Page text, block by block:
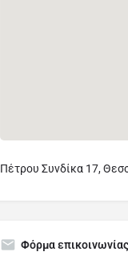
Πέτρου Συνδίκα 17,
Φόρμα επικοινωνίας